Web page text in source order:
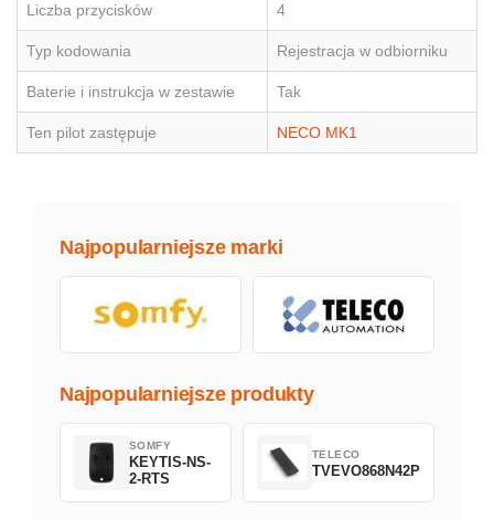
Liczba przycisków 4
Typ kodowania Rejestracja w odbiorniku
Baterie i instrukcja w zestawie Tak
Ten pilot zastępuje NECO MK1
Najpopularniejsze marki
Najpopularniejsze produkty
SOMFY
KEYTIS-NS-
2-RTS
TELECO
TVEVO868N42P